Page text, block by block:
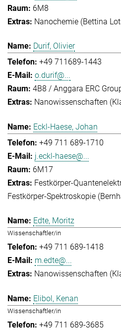
6M8
Nanochemie (Bettina
Durif, Olivier
+49 711689-1443
o.durif@...
4B8 / Anggara ERC
Nanowissenschaften
Eckl-Haese, Johan
+49 711 689-1710
j.eckl-haese@...
6M17
Festkörper-
Festkörper-Spektroskopie
Edte, Moritz
Wissenschaftler/in
+49 711 689-1418
m.edte@...
Nanowissenschaften
Elibol, Kenan
Wissenschaftler/in
+49 711 689-3685